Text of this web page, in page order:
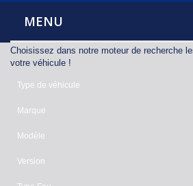
MENU
Choisissez dans notre moteur de recherche
votre véhicule !
Type de véhicule
Marque
Modèle
Version